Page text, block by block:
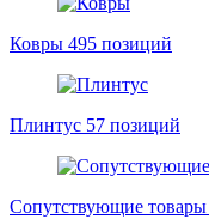
Ковры 495 позиций
Плинтус 57 позиций
Сопутствующие товары